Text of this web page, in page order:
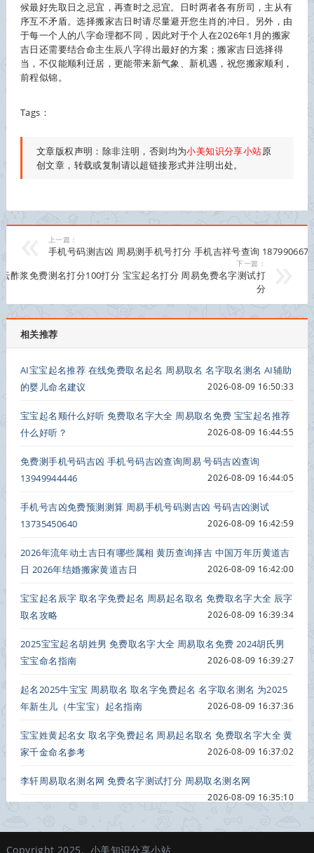
候最好先取日之忌宜，再查时之忌宜。日时两者各有所司，主从有
序互不矛盾。选择搬家吉日时请尽量避开您生肖的冲日。另外，由
于每一个人的八字命理都不同，因此对于个人在2026年1月的搬家
吉日还需要结合命主生辰八字得出最好的方案；搬家吉日选择得
当，不仅能顺利迁居，更能带来新气象、新机遇，祝您搬家顺利，
前程似锦。
Tags：
文章版权声明：除非注明，否则均为小美知识分享小站原
创文章，转载或复制请以超链接形式并注明出处。
上一篇：
手机号码测吉凶 周易测手机号打分 手机吉祥号查询
下一篇：
云酢浆免费测名打分100打分 宝宝起名打分 周易免费名字测试打
分
相关推荐
AI宝宝起名推荐 在线免费取名起名 周易取名 名字取名测名 AI辅助
的婴儿命名建议
2026-08-09 16:50:33
宝宝起名顺什么好听 免费取名字大全 周易取名免费 宝宝起名推荐
什么好听？
2026-08-09 16:44:55
免费测手机号码吉凶 手机号码吉凶查询周易 号码吉凶查询
13949944446
2026-08-09 16:44:05
手机号吉凶免费预测测算 周易手机号码测吉凶 号码吉凶测试
13735450640
2026-08-09 16:42:59
2026年流年动土吉日有哪些属相 黄历查询择吉 中国万年历黄道吉
日 2026年结婚搬家黄道吉日
2026-08-09 16:42:00
宝宝起名辰字 取名字免费起名 周易起名取名 免费取名字大全 辰字
取名攻略
2026-08-09 16:39:34
2025宝宝起名胡姓男 免费取名字大全 周易取名免费 2024胡氏男
宝宝命名指南
2026-08-09 16:39:27
起名2025牛宝宝 周易取名 取名字免费起名 名字取名测名 为2025
年新生儿（牛宝宝）起名指南
2026-08-09 16:37:36
宝宝姓黄起名女 取名字免费起名 周易起名取名 免费取名字大全 黄
家千金命名参考
2026-08-09 16:37:02
李轩周易取名测名网 免费名字测试打分 周易取名测名网
2026-08-09 16:35:10
Copyright 2025. 小美知识分享小站